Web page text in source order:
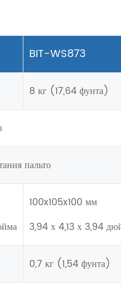
BIT-WS873
8 кг (17,64 фунта)
пальто
100x105x100 мм
3,94 х 4,13 х 3,94
0,7 кг (1,54 фунта)